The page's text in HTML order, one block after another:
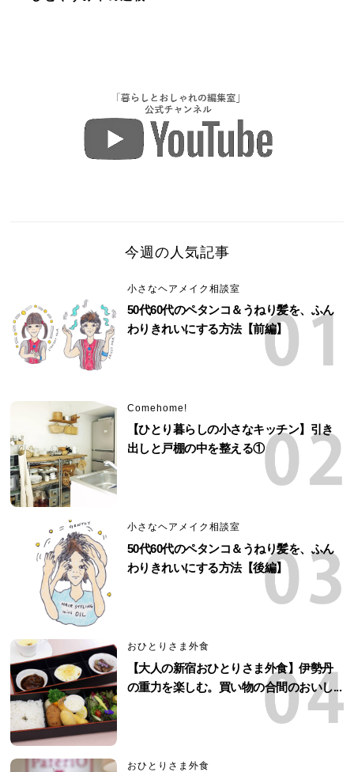
今週の人気記事
小さなヘアメイク相談室
50代60代のペタンコ＆うねり髪を、ふん
わりきれいにする方法【前編】
Comehome!
【ひとり暮らしの小さなキッチン】引き
出しと戸棚の中を整える①
小さなヘアメイク相談室
50代60代のペタンコ＆うねり髪を、ふん
わりきれいにする方法【後編】
おひとりさま外食
【大人の新宿おひとりさま外食】伊勢丹
の重力を楽しむ。買い物の合間のおいし...
おひとりさま外食